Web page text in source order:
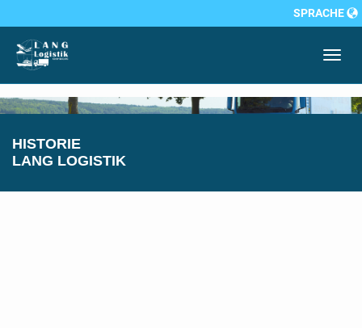
Zum
springen
SPRACHE
Toggle
HISTORIE
LANG LOGISTIK